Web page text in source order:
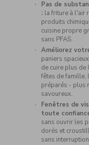
Pas de
: la friture à l'air
produits
cuisine propre
sans PFAS.
Améliorez
paniers
de cuire plus de
fêtes de famille,
préparés - plus
savoureux.
Fenêtres de
toute
sans ouvrir les
dorés et
sans